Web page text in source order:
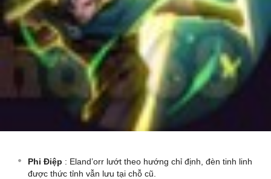
Phi Điệp : Eland’orr lướt theo hướng chỉ định, đèn tinh linh
được thức tỉnh vẫn lưu tại chỗ cũ.